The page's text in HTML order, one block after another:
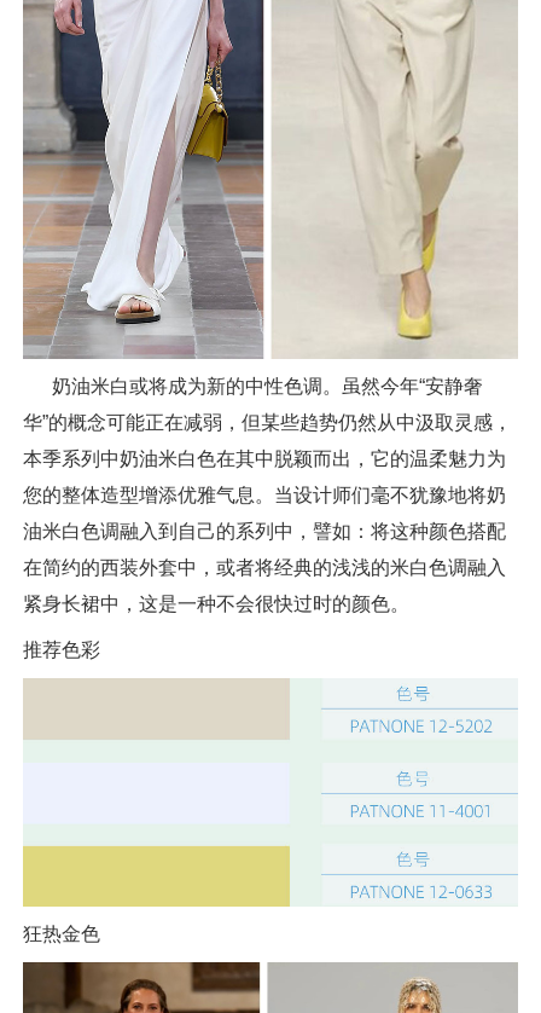
奶油米白或将成为新的中性色调。虽然今年“安静奢
华”的概念可能正在减弱，但某些趋势仍然从中汲取灵感，
本季系列中奶油米白色在其中脱颖而出，它的温柔魅力为
您的整体造型增添优雅气息。当设计师们毫不犹豫地将奶
油米白色调融入到自己的系列中，譬如：将这种颜色搭配
在简约的西装外套中，或者将经典的浅浅的米白色调融入
紧身长裙中，这是一种不会很快过时的颜色。
推荐色彩
狂热金色